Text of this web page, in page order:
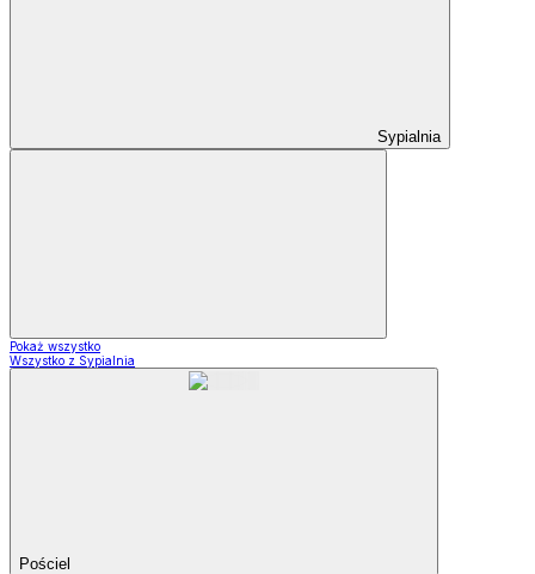
Sypialnia
Pokaż wszystko
Wszystko z Sypialnia
Pościel